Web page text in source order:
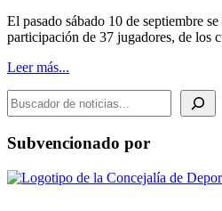
Finalizados
El pasado sábado 10 de septiembre
participación de 37 jugadores, de los
Leer más...
BUSCADOR DE NOTICIAS
Subvencionado por